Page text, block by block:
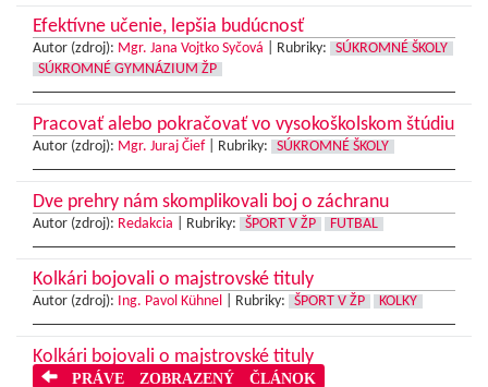
Efektívne učenie, lepšia budúcnosť
Autor (zdroj): Mgr. Jana Vojtko Syčová Rubriky:
SÚKROMNÉ ŠKOLY
SÚKROMNÉ GYMNÁZIUM ŽP
Pracovať alebo pokračovať vo vysokoškolskom štúdiu
Autor (zdroj): Mgr. Juraj Čief| Rubriky: SÚKROMNÉ ŠKOLY
Dve prehry nám skomplikovali boj o záchranu
Autor (zdroj): Redakcia Rubriky: ŠPORT V ŽP FUTBAL
Kolkári bojovali o majstrovské tituly
Autor (zdroj): Ing. Pavol Kühnel Rubriky: ŠPORT V ŽP KOLKY
Kolkári bojovali o majstrovské tituly
PRÁVE ZOBRAZENÝ ČLÁNOK